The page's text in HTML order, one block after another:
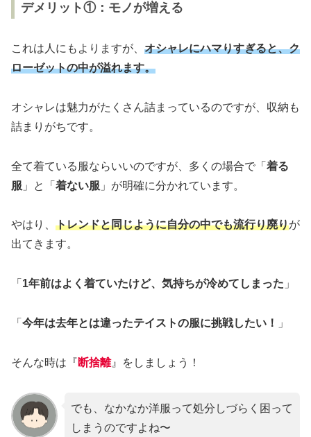
デメリット①：モノが増える
これは人にもよりますが、 オシャレにハマりすぎると、ク
ローゼットの中が溢れます。
オシャレは魅力がたくさん詰まっているのですが、収納も
詰まりがちです。
全て着ている服ならいいのですが、多くの場合で「 着る
服 」と「 着ない服 」が明確に分かれています。
やはり、 トレンドと同じように自分の中でも流行り廃りが
出てきます。
「 1年前はよく着ていたけど、気持ちが冷めてしまった 」
「 今年は去年とは違ったテイストの服に挑戦したい！ 」
そんな時は『断捨離』をしましょう！
でも、なかなか洋服って処分しづらく困って
しまうのですよね〜